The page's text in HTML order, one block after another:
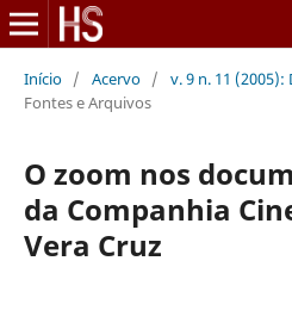
Início / Acervo / v. 9 n. 11
Fontes e Arquivos
O zoom nos
da Companhia
Vera Cruz